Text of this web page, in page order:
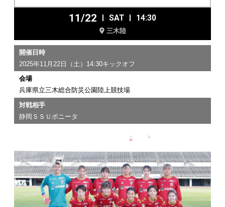
11/22 SAT 14:30
三木陸
開催日時
2025年11月22日（土）14:30キックオフ
会場
兵庫県立三木総合防災公園陸上競技場
対戦相手
静岡ＳＳＵボニータ